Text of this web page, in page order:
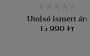
Utolsó ismert ár:
15 990 Ft